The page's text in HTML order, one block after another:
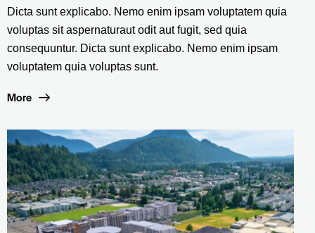
Dicta sunt explicabo. Nemo enim ipsam voluptatem quia
voluptas sit aspernaturaut odit aut fugit, sed quia
consequuntur. Dicta sunt explicabo. Nemo enim ipsam
voluptatem quia voluptas sunt.
More